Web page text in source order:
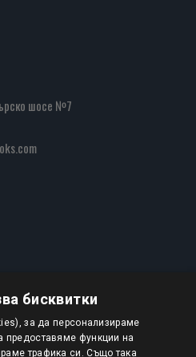
шосе №7
бисквитки
за да персонализираме
предоставяме функции на
трафика си. Също така